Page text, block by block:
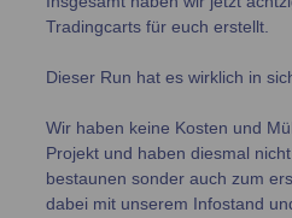
Tradingcarts für euch erstellt.
Dieser Run hat es wirklich in
Wir haben keine Kosten und
Projekt und haben diesmal
bestaunen sonder auch zum
dabei mit unserem Infostand